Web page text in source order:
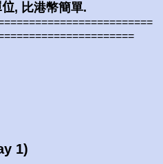
, 比港幣簡單.
1)